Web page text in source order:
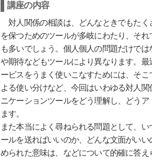
講座の内容
対人関係の相談は、どんなときでもたく
を保つためのツールが多岐にわたり、そ
も多いでしょう。個人個人の問題だけで
や期待などもツールにより異なります。
ービスをうまく使いこなすためには、そこ
よる使い分けなど、今回はいわゆる対人
ニケーションツールをどう理解し、どう
ます。
また本当によく尋ねられる問題として、
ールを送ればいいのか、どんな文面がい
められた意味は、などについて的確に答え